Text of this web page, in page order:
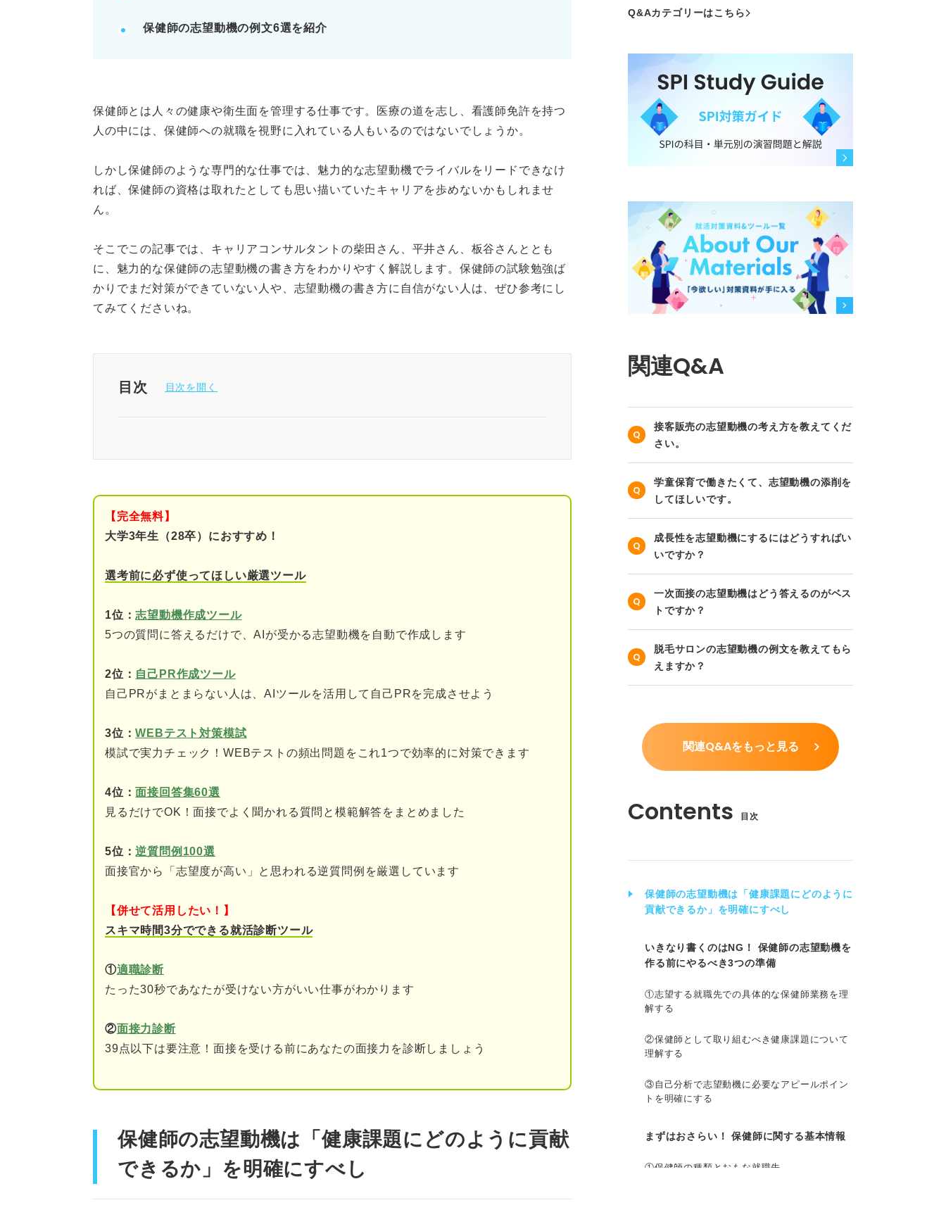
いきなり書くのはNG！ 保健師の志望動機を作る前にやるべき3つの準備
保健師の志望動機の例文6選を紹介
保健師とは人々の健康や衛生面を管理する仕事です。医療の道を志し、看護師免許を持つ
人の中には、保健師への就職を視野に入れている人もいるのではないでしょうか。
しかし保健師のような専門的な仕事では、魅力的な志望動機でライバルをリードできなけ
れば、保健師の資格は取れたとしても思い描いていたキャリアを歩めないかもしれませ
ん。
そこでこの記事では、キャリアコンサルタントの柴田さん、平井さん、板谷さんととも
に、魅力的な保健師の志望動機の書き方をわかりやすく解説します。保健師の試験勉強ば
かりでまだ対策ができていない人や、志望動機の書き方に自信がない人は、ぜひ参考にし
てみてくださいね。
目次
②保健師として取り組むべき健康課題について理解する
①保健師の種類とおもな就職先
①生活習慣病対策
③身体障害者・高齢者のサポート
差がつくポイント！ 保健師の志望動機に説得力を出すための3つの自己分析
②応募先で働きたいと思うに至った経緯を整理する
【完全無料】
大学3年生（28卒）におすすめ！
選考前に必ず使ってほしい厳選ツール
1位：志望動機作成ツール
5つの質問に答えるだけで、AIが受かる志望動機を自動で作成します
2位： 自己PR作成ツール
自己PRがまとまらない人は、AIツールを活用して自己PRを完成させよう
3位：WEBテスト対策模試
模試で実力チェック！WEBテストの頻出問題をこれ1つで効率的に対策できます
4位：面接回答集60選
見るだけでOK！面接でよく聞かれる質問と模範解答をまとめました
5位：逆質問例100選
面接官から「志望度が高い」と思われる逆質問例を厳選しています
【併せて活用したい！】
スキマ時間3分でできる就活診断ツール
①適職診断
たった30秒であなたが受けない方がいい仕事がわかります
②面接力診断
39点以下は要注意！面接を受ける前にあなたの面接力を診断しましょう
保健師の志望動機は「健康課題にどのように貢献
できるか」を明確にすべし
Q&Aカテゴリーはこちら
関連Q&A
接客販売の志望動機の考え方を教えてくだ
さい。
学童保育で働きたくて、志望動機の添削を
してほしいです。
成長性を志望動機にするにはどうすればい
いですか？
一次面接の志望動機はどう答えるのがベス
トですか？
脱毛サロンの志望動機の例文を教えてもら
えますか？
関連Q&Aをもっと見る
目次
保健師の志望動機は「健康課題にどのように
貢献できるか」を明確にすべし
いきなり書くのはNG！ 保健師の志望動機を
作る前にやるべき3つの準備
①志望する就職先での具体的な保健師業務を理
解する
②保健師として取り組むべき健康課題について
理解する
③自己分析で志望動機に必要なアピールポイン
トを明確にする
まずはおさらい！ 保健師に関する基本情報
①保健師の種類とおもな就職先